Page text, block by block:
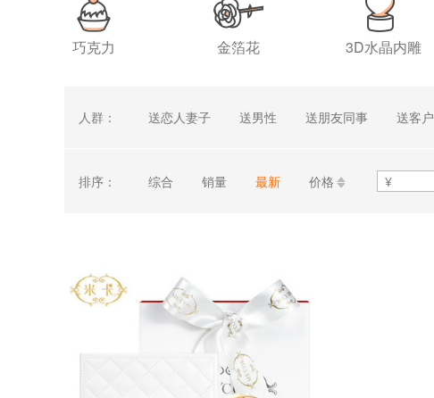
巧克力 金箔花 3D水晶内雕
人群： 送恋人妻子 送男性 送朋友同事 送客户
排序： 综合 销量 最新 价格